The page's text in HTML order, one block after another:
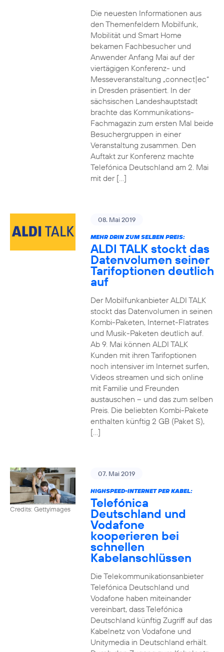
Die neuesten Informationen aus
den Themenfeldern Mobilfunk,
Mobilität und Smart Home
bekamen Fachbesucher und
Anwender Anfang Mai auf der
viertägigen Konferenz- und
Messeveranstaltung „connect|ec“
in Dresden präsentiert. In der
sächsischen Landeshauptstadt
brachte das Kommunikations-
Fachmagazin zum ersten Mal beide
Besuchergruppen in einer
Veranstaltung zusammen. Den
Auftakt zur Konferenz machte
Telefónica Deutschland am 2. Mai
mit der […]
08. Mai 2019
MEHR DRIN ZUM SELBEN PREIS:
ALDI TALK stockt das
Datenvolumen seiner
Tarifoptionen deutlich
auf
Der Mobilfunkanbieter ALDI TALK
stockt das Datenvolumen in seinen
Kombi-Paketen, Internet-Flatrates
und Musik-Paketen deutlich auf.
Ab 9. Mai können ALDI TALK
Kunden mit ihren Tarifoptionen
noch intensiver im Internet surfen,
Videos streamen und sich online
mit Familie und Freunden
austauschen – und das zum selben
Preis. Die beliebten Kombi-Pakete
enthalten künftig 2 GB (Paket S),
[…]
Credits: Gettyimages
07. Mai 2019
HIGHSPEED-INTERNET PER KABEL:
Telefónica
Deutschland und
Vodafone
kooperieren bei
schnellen
Kabelanschlüssen
Die Telekommunikationsanbieter
Telefónica Deutschland und
Vodafone haben miteinander
vereinbart, dass Telefónica
Deutschland künftig Zugriff auf das
Kabelnetz von Vodafone und
Unitymedia in Deutschland erhält.